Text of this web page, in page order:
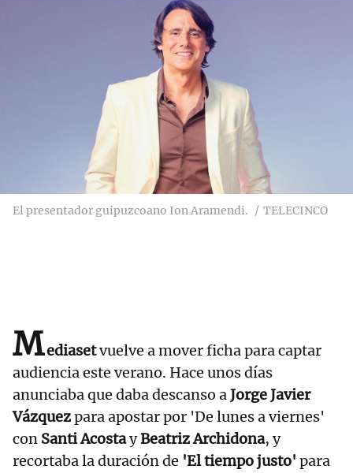
El presentador guipuzcoano Ion Aramendi. TELECINCO
Mediasetvuelve a mover ficha para captar
audiencia este verano. Hace unos días
anunciaba que daba descanso aJorge Javier
Vázquezpara apostar por 'De lunes a viernes'
con Santi AcostayBeatriz Archidona, y
recortaba la duración de 'El tiempo justo' para